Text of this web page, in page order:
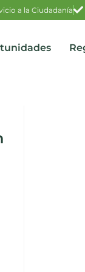
a la Ciudadanía